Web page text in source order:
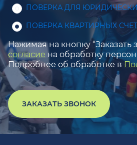
ПОВЕРКА ДЛЯ
ПОВЕРКА КВАРТИРНЫХ
Нажимая на кнопку “Заказать
согласие на обработку
Подробнее об обработке в
ЗАКАЗАТЬ ЗВОНОК